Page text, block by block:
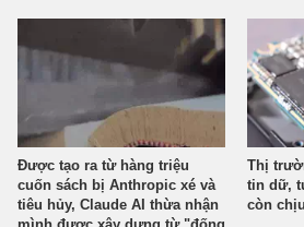
Được tạo ra từ hàng triệu
cuốn sách bị Anthropic xé và
tiêu hủy, Claude AI thừa nhận
Thị
tin dữ,
còn